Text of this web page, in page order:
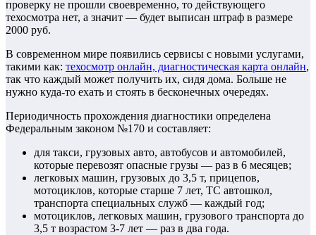
проверку не прошли своевременно, то действующего
техосмотра нет, а значит — будет выписан штраф в размере
2000 руб.
В современном мире появились сервисы с новыми услугами,
такими как: техосмотр онлайн, диагностическая карта онлайн,
так что каждый может получить их, сидя дома. Больше не
нужно куда-то ехать и стоять в бесконечных очередях.
Периодичность прохождения диагностики определена
Федеральным законом №170 и составляет:
для такси, грузовых авто, автобусов и автомобилей,
которые перевозят опасные грузы — раз в 6 месяцев;
легковых машин, грузовых до 3,5 т, прицепов,
мотоциклов, которые старше 7 лет, ТС автошкол,
транспорта специальных служб — каждый год;
мотоциклов, легковых машин, грузового транспорта до
3,5 т возрастом 3-7 лет — раз в два года.